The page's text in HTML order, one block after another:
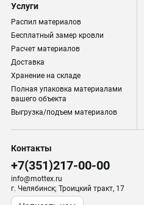
Услуги
Распил материалов
Бесплатный замер кровли
Расчет материалов
Доставка
Хранение на складе
Полная упаковка материалами
вашего объекта
Выгрузка/подъем материалов
Контакты
+7(351)217-00-00
info@mottex.ru
г. Челябинск; Троицкий тракт, 17